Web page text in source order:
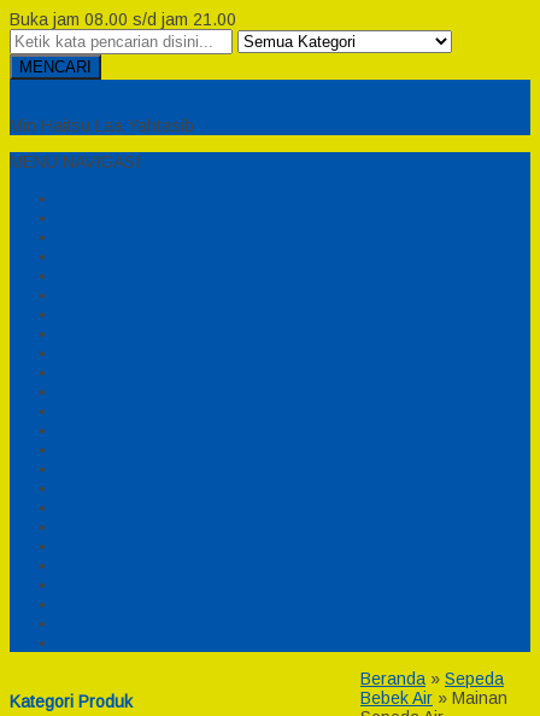
Buka jam 08.00 s/d jam 21.00
MENCARI
Min Haitsu Laa Yahtasib
MENU NAVIGASI
Kategori Produk
Beranda » Sepeda
Bebek Air » Mainan